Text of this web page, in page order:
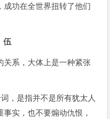
成功在全世界扭转了他们
伍
关系，大体上是一种紧张
，是指并不是所有犹太人
实，也不要煽动仇恨，